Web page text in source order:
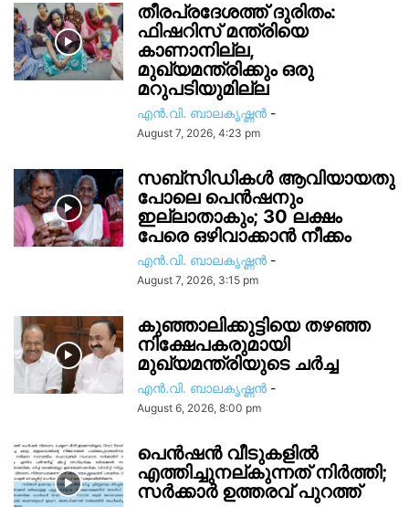
തീരപ്രദേശത്ത് ദുരിതം:
ഫിഷറിസ്‌ മന്ത്രിയെ
കാണാനില്ല,
മുഖ്യമന്ത്രിക്കും ഒരു
മറുപടിയുമില്ല
എൻ.വി. ബാലകൃഷ്ണൻ -
August 7, 2026, 4:23 pm
സബ്സിഡികൾ ആവിയായതു
പോലെ പെൻഷനും
ഇല്ലാതാകും; 30 ലക്ഷം
പേരെ ഒഴിവാക്കാൻ നീക്കം
എൻ.വി. ബാലകൃഷ്ണൻ -
August 7, 2026, 3:15 pm
കുഞ്ഞാലിക്കുട്ടിയെ തഴഞ്ഞ
നിക്ഷേപകരുമായി
മുഖ്യമന്ത്രിയുടെ ചർച്ച
എൻ.വി. ബാലകൃഷ്ണൻ -
August 6, 2026, 8:00 pm
പെൻഷൻ വീടുകളിൽ
എത്തിച്ചുനല്കുന്നത് നിർത്തി;
സര്‍ക്കാർ ഉത്തരവ് പുറത്ത്